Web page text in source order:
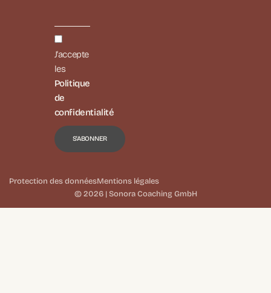
J'accepte
les
Politique
de
confidentialité
© 2026 | Sonora Coaching GmbH
Protection des donnéesMentions légales